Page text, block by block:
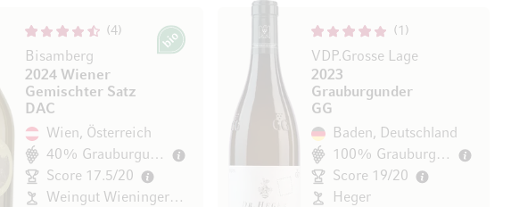
4
Bisamberg
2024 Wiener
Gemischter Satz
DAC
Bio
Wien, Österreich
40% Grauburgunder
Score 17.5/20
Weingut Wieninger GmbH
1
VDP.Grosse Lage
2023
Grauburgunder
GG
Baden, Deutschland
100% Grauburgunder
Score 19/20
Heger